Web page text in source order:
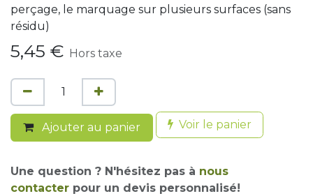
perçage, le marquage sur plusieurs surfaces (sans
résidu)
5,45 € Hors taxe
Ajouter au panier Voir le panier
Une question ? N'hésitez pas à nous
contacter pour un devis personnalisé!